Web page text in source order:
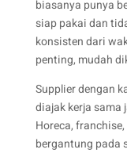
biasanya punya
siap pakai dan
konsisten dari
penting, mudah
Supplier dengan
diajak kerja sama
Horeca,
bergantung pada